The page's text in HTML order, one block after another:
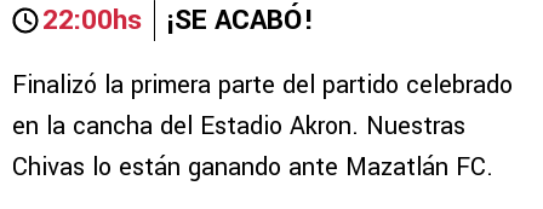
22:00hs ¡SE ACABÓ!
Finalizó la primera parte del partido celebrado
en la cancha del Estadio Akron. Nuestras
Chivas lo están ganando ante Mazatlán FC.